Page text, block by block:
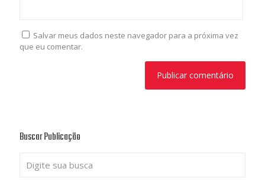
Salvar meus dados neste navegador para a próxima vez
que eu comentar.
Buscar Publicação